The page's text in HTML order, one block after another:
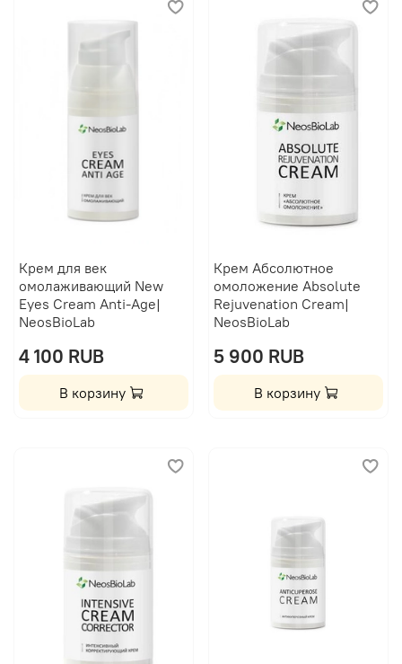
Крем для век
омолаживающий New
Eyes Cream Anti-Age|
NeosBioLab
4 100 RUB
В корзину
Крем Абсолютное
омоложение Absolute
Rejuvenation Cream|
NeosBioLab
5 900 RUB
В корзину